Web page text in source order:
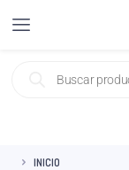
INICIO